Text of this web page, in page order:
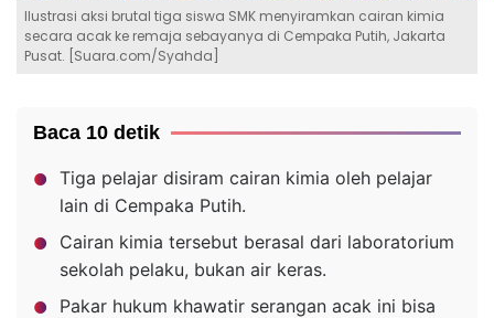
Ilustrasi aksi brutal tiga siswa SMK menyiramkan cairan kimia
secara acak ke remaja sebayanya di Cempaka Putih, Jakarta
Pusat. [Suara.com/Syahda]
Baca 10 detik
Tiga pelajar disiram cairan kimia oleh pelajar
lain di Cempaka Putih.
Cairan kimia tersebut berasal dari laboratorium
sekolah pelaku, bukan air keras.
Pakar hukum khawatir serangan acak ini bisa